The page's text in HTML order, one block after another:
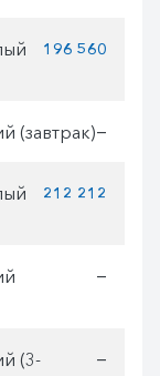
196 560
(завтрак)—
212 212
—
(3-
—